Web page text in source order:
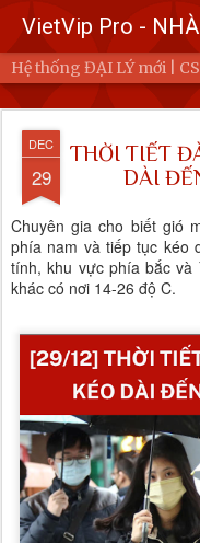
VietVip Pro -
Hệ thống ĐẠI LÝ mới |
DEC
29
THỜI TIẾT
DÀI
Chuyên gia cho biết gió
phía nam và tiếp tục kéo
tính, khu vực phía bắc
khác có nơi 14-26 độ C.